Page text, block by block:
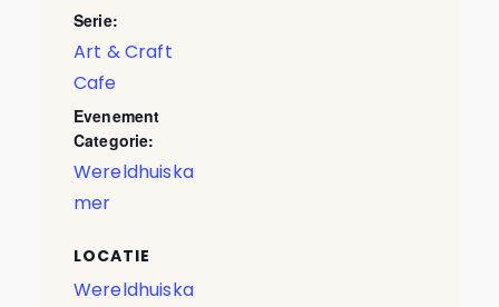
Serie:
Art & Craft
Cafe
Evenement
Categorie:
Wereldhuiska
mer
LOCATIE
Wereldhuiska